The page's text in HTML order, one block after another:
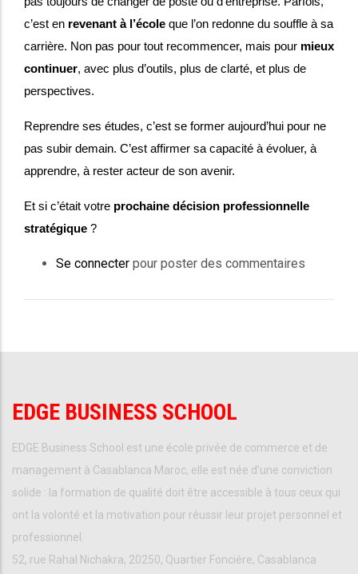
c’est en revenant à l’école que l’on redonne du souffle à sa
carrière. Non pas pour tout recommencer, mais pour mieux
continuer, avec plus d’outils, plus de clarté, et plus de
perspectives.
Reprendre ses études, c’est se former aujourd’hui pour ne
pas subir demain. C’est affirmer sa capacité à évoluer, à
apprendre, à rester acteur de son avenir.
Et si c’était votre prochaine décision professionnelle
stratégique ?
Se connecter pour poster des commentaires
EDGE BUSINESS SCHOOL
EDGE Business School est une école privée de commerce et de
management à Casablanca Maroc, elle est née d’une conviction
solide : la formation de qualité doit être accessible à tous ceux qui
ont la volonté et la motivation pour réussir leur projet personnel et
professionnel.
52, rue Rahal Nichakra, 20250, Quartier Foncière, Casablanca